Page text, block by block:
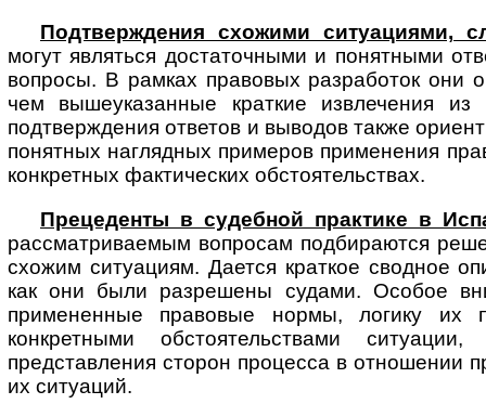
Подтверждения схожими ситуациями,
могут являться достаточными и по­нят­ны­ми
вопросы. В рамках правовых разработок они
чем вышеуказанные краткие извлечения из
подтверждения ответов и выводов также
понятных наглядных примеров применения
конкретных фактических обстоятельствах.
Прецеденты в судебной практике в
рассматриваемым вопросам под­би­ра­ют­ся
схожим ситуациям. Дается краткое сводное
как они были разрешены судами. Особое
примененные правовые нормы, логику их
конкретными обстоятельствами
представления сторон процесса в отношении
их ситуаций.